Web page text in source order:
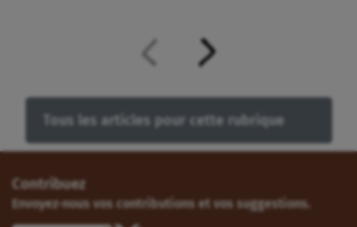
Tous les articles pour cette rubrique
Contribuez
Envoyez-nous vos contributions et vos suggestions.